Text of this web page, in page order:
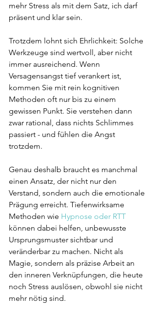
mehr Stress als mit dem Satz, ich darf
präsent und klar sein.
Trotzdem lohnt sich Ehrlichkeit: Solche
Werkzeuge sind wertvoll, aber nicht
immer ausreichend. Wenn
Versagensangst tief verankert ist,
kommen Sie mit rein kognitiven
Methoden oft nur bis zu einem
gewissen Punkt. Sie verstehen dann
zwar rational, dass nichts Schlimmes
passiert - und fühlen die Angst
trotzdem.
Genau deshalb braucht es manchmal
einen Ansatz, der nicht nur den
Verstand, sondern auch die emotionale
Prägung erreicht. Tiefenwirksame
Methoden wie Hypnose oder RTT
können dabei helfen, unbewusste
Ursprungsmuster sichtbar und
veränderbar zu machen. Nicht als
Magie, sondern als präzise Arbeit an
den inneren Verknüpfungen, die heute
noch Stress auslösen, obwohl sie nicht
mehr nötig sind.